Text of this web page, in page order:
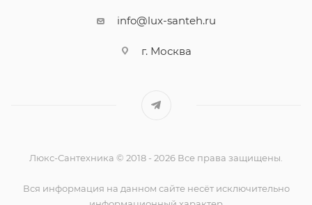
info@lux-santeh.ru
г. Москва
Люкс-Сантехника © 2018 - 2026 Все права защищены.
Вся информация на данном сайте несёт исключительно